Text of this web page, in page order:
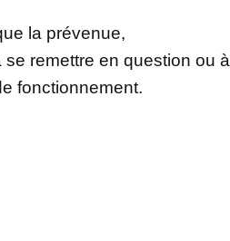
la prévenue,
remettre en question ou à
fonctionnement.